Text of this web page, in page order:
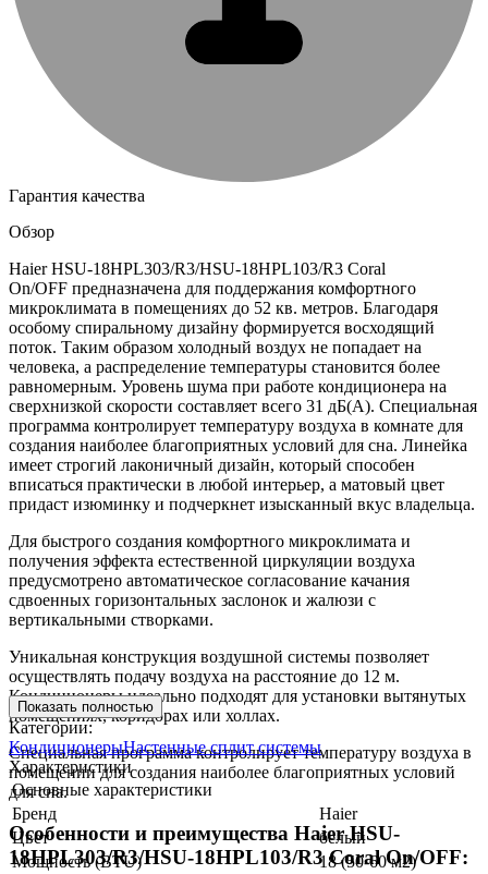
Гарантия качества
Обзор
Haier HSU-18HPL303/R3/HSU-18HPL103/R3 Coral
On/OFF предназначена для поддержания комфортного
микроклимата в помещениях до 52 кв. метров. Благодаря
особому спиральному дизайну формируется восходящий
поток. Таким образом холодный воздух не попадает на
человека, а распределение температуры становится более
равномерным. Уровень шума при работе кондиционера на
сверхнизкой скорости составляет всего 31 дБ(А). Специальная
программа контролирует температуру воздуха в комнате для
создания наиболее благоприятных условий для сна. Линейка
имеет строгий лаконичный дизайн, который способен
вписаться практически в любой интерьер, а матовый цвет
придаст изюминку и подчеркнет изысканный вкус владельца.
Для быстрого создания комфортного микроклимата и
получения эффекта естественной циркуляции воздуха
предусмотрено автоматическое согласование качания
сдвоенных горизонтальных заслонок и жалюзи с
вертикальными створками.
Уникальная конструкция воздушной системы позволяет
осуществлять подачу воздуха на расстояние до 12 м.
Кондиционеры идеально подходят для установки вытянутых
помещениях, коридорах или холлах.
Специальная программа контролирует температуру воздуха в
помещении для создания наиболее благоприятных условий
для сна.
Особенности и преимущества Haier HSU-
18HPL303/R3/HSU-18HPL103/R3 Coral On/OFF:
Показать полностью
Категории:
КондиционерыНастенные сплит системы
Характеристики
Основные характеристики
Бренд
Haier
Цвет
белый
Мощность (BTU)
18 (50-60 м2)